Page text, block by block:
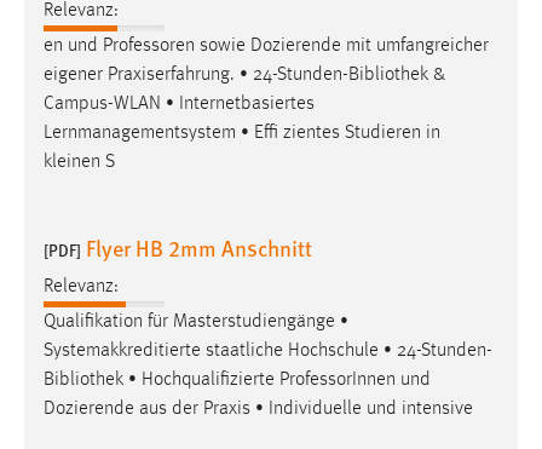
Relevanz:
en und Professoren sowie Dozierende mit umfangreicher
eigener Praxiserfahrung. • 24-Stunden-Bibliothek &
Campus-WLAN • Internetbasiertes
Lernmanagementsystem • Effi zientes Studieren in
kleinen S
[PDF] Flyer HB 2mm Anschnitt
Relevanz:
Qualifikation für Masterstudiengänge •
Systemakkreditierte staatliche Hochschule • 24-Stunden-
Bibliothek • Hochqualifizierte ProfessorInnen und
Dozierende aus der Praxis • Individuelle und intensive